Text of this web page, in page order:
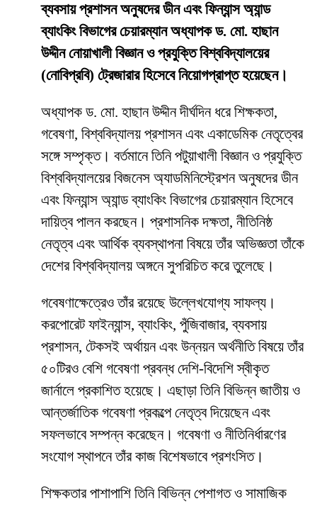
ব্যবসায় প্রশাসন অনুষদের ডীন এবং ফিন্যান্স অ্যান্ড
ব্যাংকিং বিভাগের চেয়ারম্যান অধ্যাপক ড. মো. হাছান
উদ্দীন নোয়াখালী বিজ্ঞান ও প্রযুক্তি বিশ্ববিদ্যালয়ের
(নোবিপ্রবি) ট্রেজারার হিসেবে নিয়োগপ্রাপ্ত হয়েছেন।
অধ্যাপক ড. মো. হাছান উদ্দীন দীর্ঘদিন ধরে শিক্ষকতা,
গবেষণা, বিশ্ববিদ্যালয় প্রশাসন এবং একাডেমিক নেতৃত্বের
সঙ্গে সম্পৃক্ত। বর্তমানে তিনি পটুয়াখালী বিজ্ঞান ও প্রযুক্তি
বিশ্ববিদ্যালয়ের বিজনেস অ্যাডমিনিস্ট্রেশন অনুষদের ডীন
এবং ফিন্যান্স অ্যান্ড ব্যাংকিং বিভাগের চেয়ারম্যান হিসেবে
দায়িত্ব পালন করছেন। প্রশাসনিক দক্ষতা, নীতিনিষ্ঠ
নেতৃত্ব এবং আর্থিক ব্যবস্থাপনা বিষয়ে তাঁর অভিজ্ঞতা তাঁকে
দেশের বিশ্ববিদ্যালয় অঙ্গনে সুপরিচিত করে তুলেছে।
গবেষণাক্ষেত্রেও তাঁর রয়েছে উল্লেখযোগ্য সাফল্য।
করপোরেট ফাইন্যান্স, ব্যাংকিং, পুঁজিবাজার, ব্যবসায়
প্রশাসন, টেকসই অর্থায়ন এবং উন্নয়ন অর্থনীতি বিষয়ে তাঁর
৫০টিরও বেশি গবেষণা প্রবন্ধ দেশি-বিদেশি স্বীকৃত
জার্নালে প্রকাশিত হয়েছে। এছাড়া তিনি বিভিন্ন জাতীয় ও
আন্তর্জাতিক গবেষণা প্রকল্পে নেতৃত্ব দিয়েছেন এবং
সফলভাবে সম্পন্ন করেছেন। গবেষণা ও নীতিনির্ধারণের
সংযোগ স্থাপনে তাঁর কাজ বিশেষভাবে প্রশংসিত।
শিক্ষকতার পাশাপাশি তিনি বিভিন্ন পেশাগত ও সামাজিক